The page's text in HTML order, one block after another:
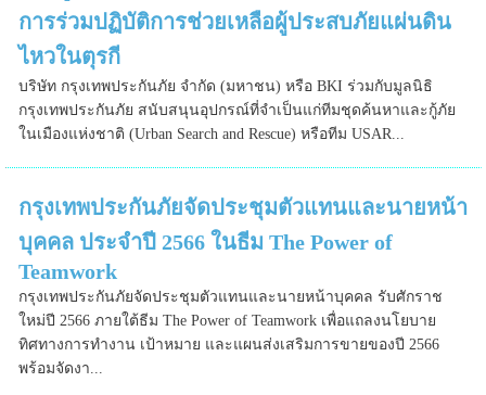
การร่วมปฏิบัติการช่วยเหลือผู้ประสบภัยแผ่นดิน
ไหวในตุรกี
บริษัท กรุงเทพประกันภัย จำกัด (มหาชน) หรือ BKI ร่วมกับมูลนิธิ
กรุงเทพประกันภัย สนับสนุนอุปกรณ์ที่จำเป็นแก่ทีมชุดค้นหาและกู้ภัย
ในเมืองแห่งชาติ (Urban Search and Rescue) หรือทีม USAR...
กรุงเทพประกันภัยจัดประชุมตัวแทนและนายหน้า
บุคคล ประจำปี 2566 ในธีม The Power of
Teamwork
กรุงเทพประกันภัยจัดประชุมตัวแทนและนายหน้าบุคคล รับศักราช
ใหม่ปี 2566 ภายใต้ธีม The Power of Teamwork เพื่อแถลงนโยบาย
ทิศทางการทำงาน เป้าหมาย และแผนส่งเสริมการขายของปี 2566
พร้อมจัดงา...